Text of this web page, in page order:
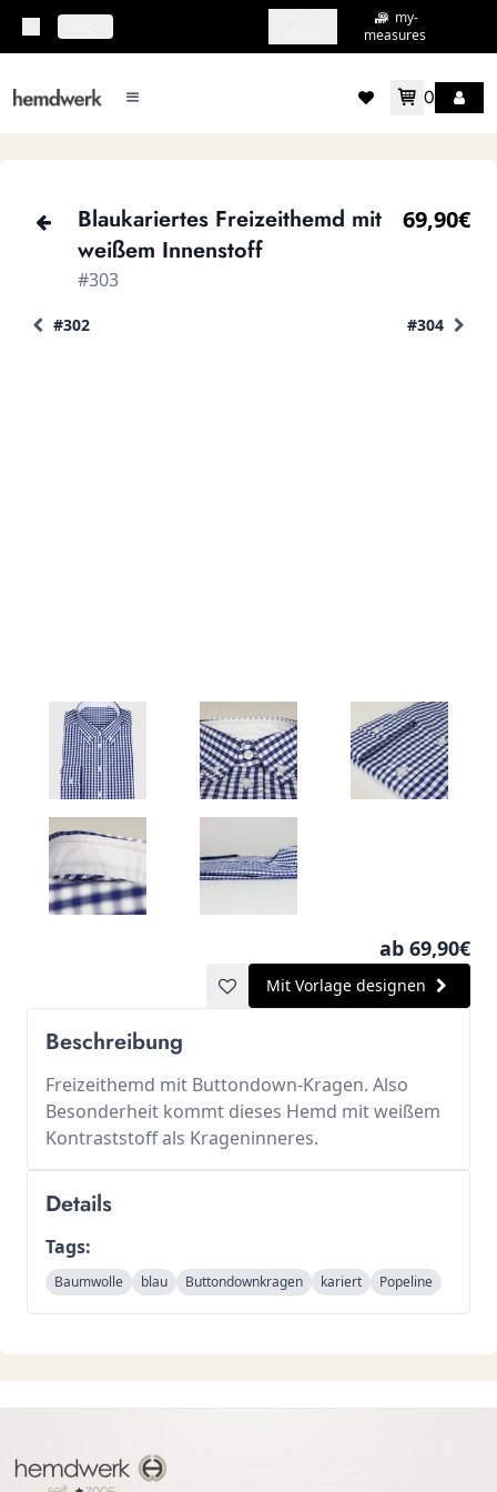
my-
measures
mainMenu.menu 0
Blaukariertes Freizeithemd mit
weißem Innenstoff
#303
69,90€
#302 #304
ab 69,90€
Mit Vorlage designen
Beschreibung
Freizeithemd mit Buttondown-Kragen. Also
Besonderheit kommt dieses Hemd mit weißem
Kontraststoff als Krageninneres.
Details
Tags:
Baumwolle blau Buttondownkragen kariert Popeline